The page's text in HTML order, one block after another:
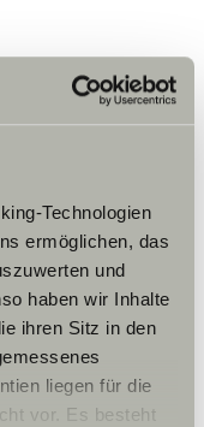
Technologien
ermöglichen, das
und
haben wir Inhalte
ihren Sitz in den
liegen für die
vor. Es besteht
sehen.